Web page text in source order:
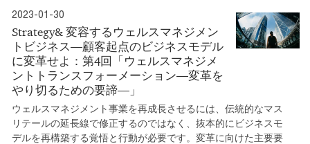
2023-01-30
Strategy& 変容するウェルスマネジメン
トビジネス―顧客起点のビジネスモデル
に変革せよ：第4回「ウェルスマネジメ
ントトランスフォーメーション―変革を
やり切るための要諦―」
ウェルスマネジメント事業を再成長させるには、伝統的なマス
リテールの延長線で修正するのではなく、抜本的にビジネスモ
デルを再構築する覚悟と行動が必要です。変革に向けた主要要